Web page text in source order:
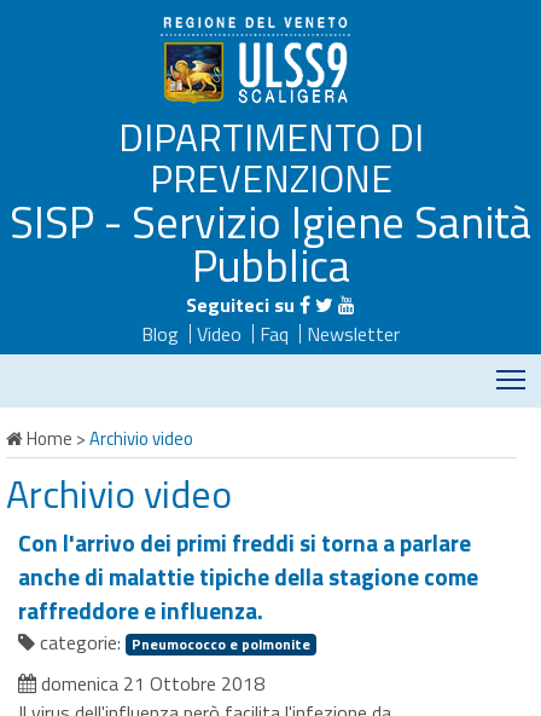
DIPARTIMENTO DI
PREVENZIONE
SISP - Servizio Igiene Sanità
Pubblica
Seguiteci su
Blog
Video Faq
Newsletter
Home >Archivio video
Archivio video
Con l'arrivo dei primi freddi si torna a parlare
anche di malattie tipiche della stagione come
raffreddore e influenza.
categorie: Pneumococco e polmonite
domenica 21 Ottobre 2018